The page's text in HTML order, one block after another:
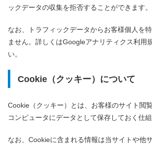
ックデータの収集を拒否することができます。
なお、トラフィックデータからお客様個人を
ません。詳しくはGoogleアナリティクス利用
い。
Cookie（クッキー）について
Cookie（クッキー）とは、お客様のサイト閲
コンピュータにデータとして保存しておく仕組
なお、Cookieに含まれる情報は当サイトや他